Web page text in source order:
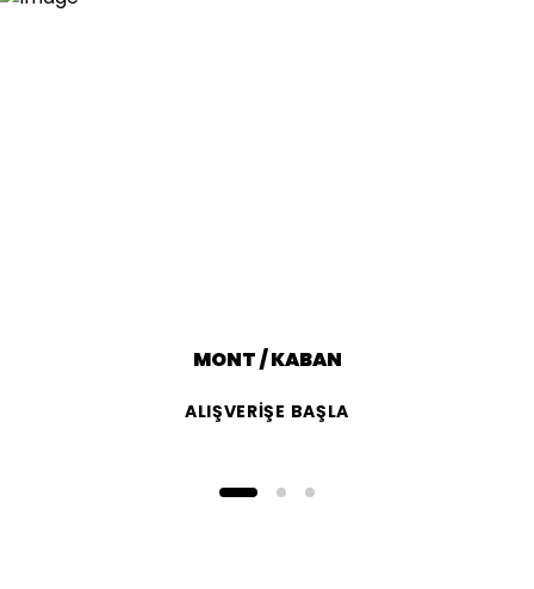
MONT / KABAN
ALIŞVERİŞE BAŞLA